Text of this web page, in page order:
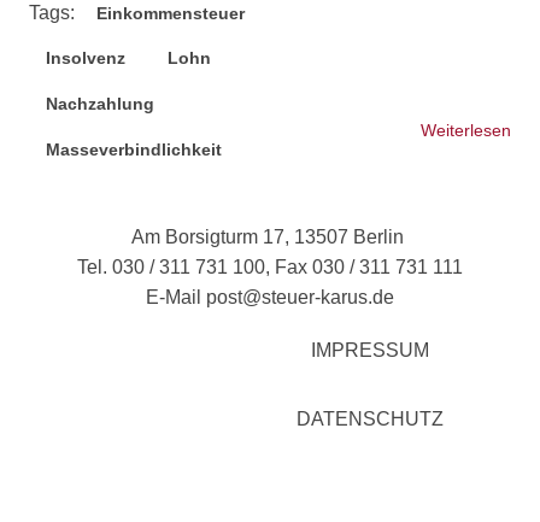
Weiterlesen
Tags: Einkommensteuer
Insolvenz Lohn
Nachzahlung
Masseverbindlichkeit
Am Borsigturm 17, 13507 Berlin
Tel. 030 / 311 731 100, Fax 030 / 311 731 111
E-Mail post@steuer-karus.de
IMPRESSUM
DATENSCHUTZ